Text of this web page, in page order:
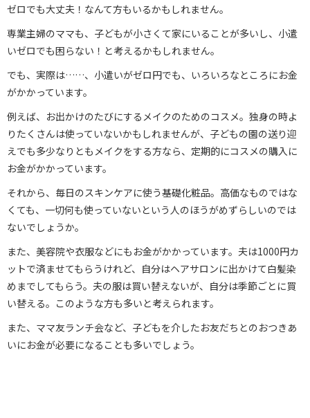
ゼロでも大丈夫！なんて方もいるかもしれません。
専業主婦のママも、子どもが小さくて家にいることが多いし、小遣
いゼロでも困らない！と考えるかもしれません。
でも、実際は……、小遣いがゼロ円でも、いろいろなところにお金
がかかっています。
例えば、お出かけのたびにするメイクのためのコスメ。独身の時よ
りたくさんは使っていないかもしれませんが、子どもの園の送り迎
えでも多少なりともメイクをする方なら、定期的にコスメの購入に
お金がかかっています。
それから、毎日のスキンケアに使う基礎化粧品。高価なものではな
くても、一切何も使っていないという人のほうがめずらしいのでは
ないでしょうか。
また、美容院や衣服などにもお金がかかっています。夫は1000円カ
ットで済ませてもらうけれど、自分はヘアサロンに出かけて白髪染
めまでしてもらう。夫の服は買い替えないが、自分は季節ごとに買
い替える。このような方も多いと考えられます。
また、ママ友ランチ会など、子どもを介したお友だちとのおつきあ
いにお金が必要になることも多いでしょう。